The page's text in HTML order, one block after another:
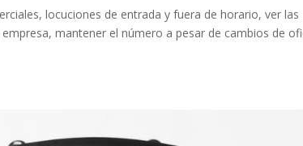
locuciones de entrada y fuera de horario, ver las
mantener el número a pesar de cambios de